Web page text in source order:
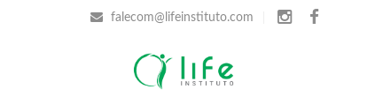
falecom@lifeinstituto.com